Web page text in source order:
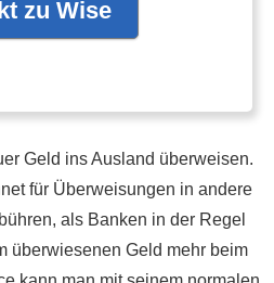
zu Wise
Geld ins Ausland überweisen.
für Überweisungen in andere
als Banken in der Regel
überwiesenen Geld mehr beim